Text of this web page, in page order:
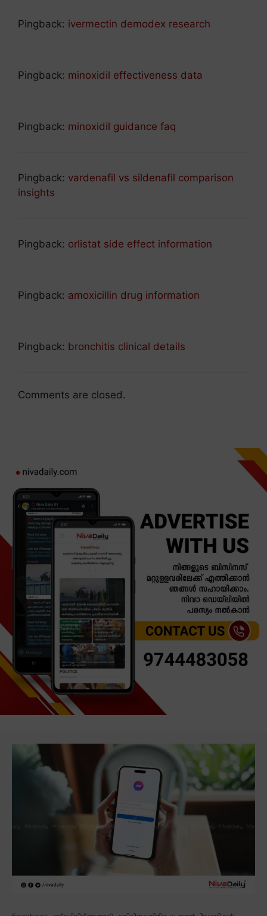
Pingback: ivermectin demodex research
Pingback: minoxidil effectiveness data
Pingback: minoxidil guidance faq
Pingback: vardenafil vs sildenafil comparison
insights
Pingback: orlistat side effect information
Pingback: amoxicillin drug information
Pingback: bronchitis clinical details
Comments are closed.